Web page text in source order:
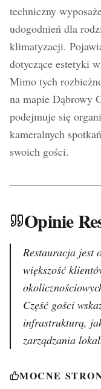
techniczny
udogodnień dla
klimatyzacji.
dotyczące estetyki
Mimo tych
na mapie Dąbrowy
podejmuje się
kameralnych
swoich gości.
Opinie
Restauracja jest
większość
Część gości
infrastrukturą,
zarządzania
MOCNE